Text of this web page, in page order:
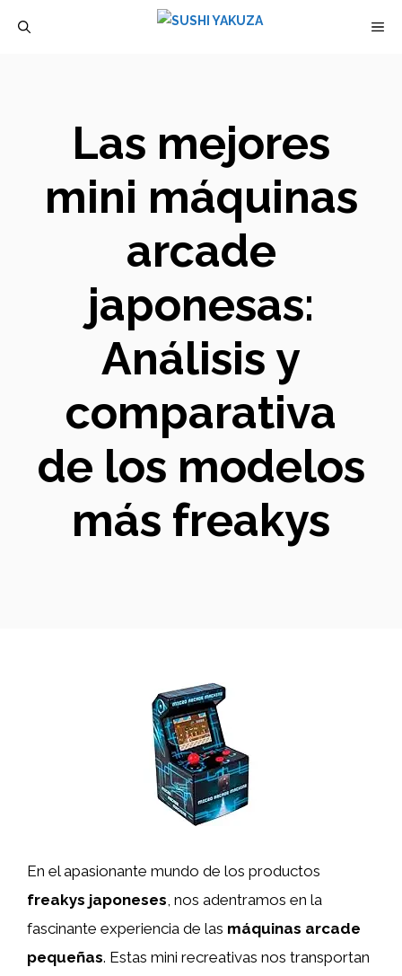
Las mejores
mini máquinas
arcade
japonesas:
Análisis y
comparativa
de los modelos
más freakys
En el apasionante mundo de los productos
freakys japoneses, nos adentramos en la
fascinante experiencia de las máquinas arcade
pequeñas. Estas mini recreativas nos transportan